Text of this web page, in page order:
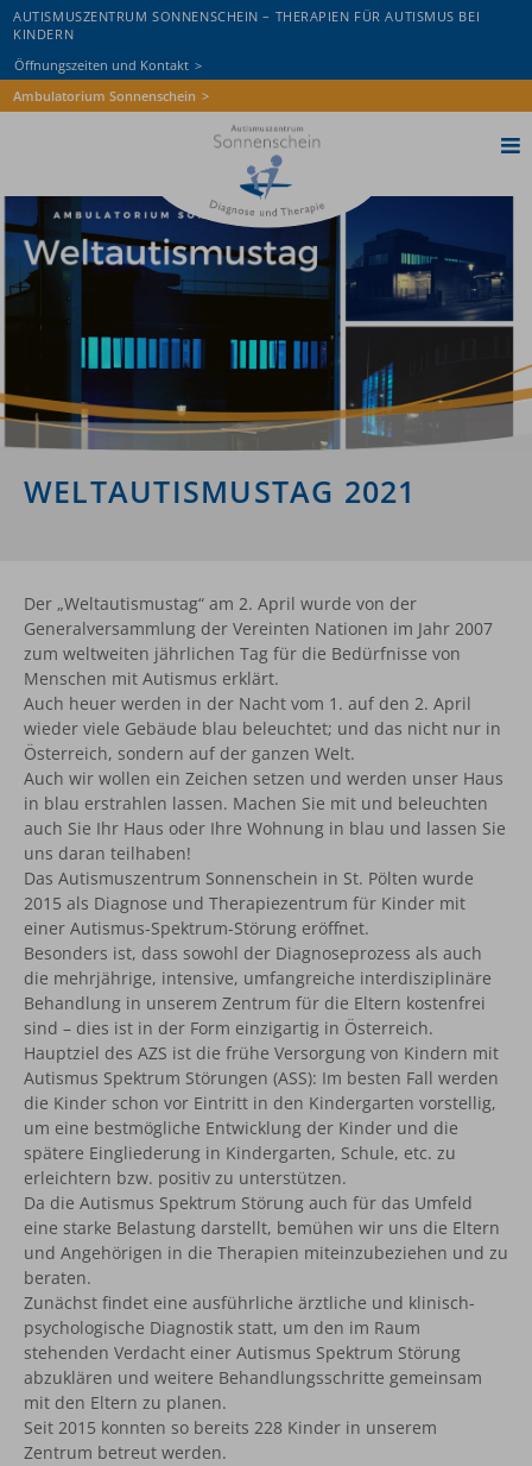
AUTISMUSZENTRUM SONNENSCHEIN – THERAPIEN FÜR AUTISMUS BEI
KINDERN
Öffnungszeiten und Kontakt
Ambulatorium Sonnenschein
Home
AZS St. Pölten
AZS Wiener Neustadt
Autismus
Therapie
WELTAUTISMUSTAG 2021
Der „Weltautismustag“ am 2. April wurde von der
Generalversammlung der Vereinten Nationen im Jahr 2007
zum weltweiten jährlichen Tag für die Bedürfnisse von
Menschen mit Autismus erklärt.
Auch heuer werden in der Nacht vom 1. auf den 2. April
wieder viele Gebäude blau beleuchtet; und das nicht nur in
Österreich, sondern auf der ganzen Welt.
Auch wir wollen ein Zeichen setzen und werden unser Haus
in blau erstrahlen lassen. Machen Sie mit und beleuchten
auch Sie Ihr Haus oder Ihre Wohnung in blau und lassen Sie
uns daran teilhaben!
Das Autismuszentrum Sonnenschein in St. Pölten wurde
2015 als Diagnose und Therapiezentrum für Kinder mit
einer Autismus-Spektrum-Störung eröffnet.
Besonders ist, dass sowohl der Diagnoseprozess als auch
die mehrjährige, intensive, umfangreiche interdisziplinäre
Behandlung in unserem Zentrum für die Eltern kostenfrei
sind – dies ist in der Form einzigartig in Österreich.
Hauptziel des AZS ist die frühe Versorgung von Kindern mit
Autismus Spektrum Störungen (ASS): Im besten Fall werden
die Kinder schon vor Eintritt in den Kindergarten vorstellig,
um eine bestmögliche Entwicklung der Kinder und die
spätere Eingliederung in Kindergarten, Schule, etc. zu
erleichtern bzw. positiv zu unterstützen.
Da die Autismus Spektrum Störung auch für das Umfeld
eine starke Belastung darstellt, bemühen wir uns die Eltern
und Angehörigen in die Therapien miteinzubeziehen und zu
beraten.
Zunächst findet eine ausführliche ärztliche und klinisch-
psychologische Diagnostik statt, um den im Raum
stehenden Verdacht einer Autismus Spektrum Störung
abzuklären und weitere Behandlungsschritte gemeinsam
mit den Eltern zu planen.
Seit 2015 konnten so bereits 228 Kinder in unserem
Zentrum betreut werden.